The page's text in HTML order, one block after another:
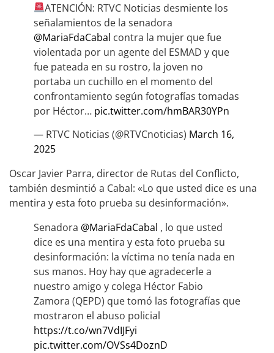
ATENCIÓN: RTVC Noticias desmiente los
señalamientos de la senadora
@MariaFdaCabal contra la mujer que fue
violentada por un agente del ESMAD y que
fue pateada en su rostro, la joven no
portaba un cuchillo en el momento del
confrontamiento según fotografías tomadas
por Héctor… pic.twitter.com/hmBAR30YPn
— RTVC Noticias (@RTVCnoticias) March 16,
2025
Oscar Javier Parra, director de Rutas del Conflicto,
también desmintió a Cabal: «Lo que usted dice es una
mentira y esta foto prueba su desinformación».
Senadora @MariaFdaCabal , lo que usted
dice es una mentira y esta foto prueba su
desinformación: la víctima no tenía nada en
sus manos. Hoy hay que agradecerle a
nuestro amigo y colega Héctor Fabio
Zamora (QEPD) que tomó las fotografías que
mostraron el abuso policial
https://t.co/wn7VdIJFyi
pic.twitter.com/OVSs4DoznD